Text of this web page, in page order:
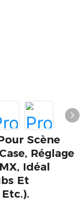
Scène
Réglage
Idéal
Et